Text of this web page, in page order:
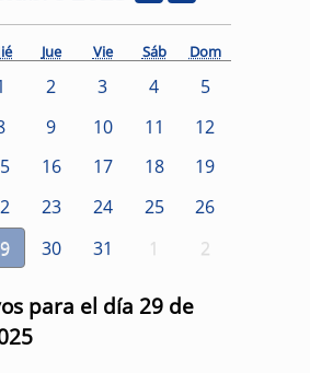
Jue Vie Sáb Dom
2 3 4
5
9 10 11
12
16 17 18
19
23 24 25
26
30 31 1 2
para el día 29 de